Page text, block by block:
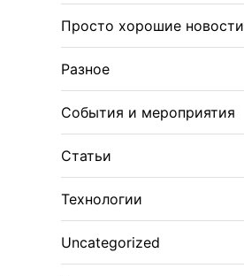
Просто хорошие новости
Разное
События и мероприятия
Статьи
Технологии
Uncategorized